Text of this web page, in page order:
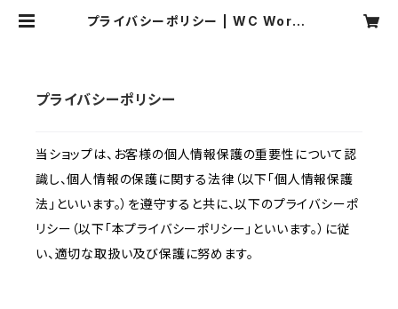
プライバシーポリシー | WC WorkS
プライバシーポリシー
当ショップは、お客様の個人情報保護の重要性について認
識し、個人情報の保護に関する法律（以下「個人情報保護
法」といいます。）を遵守すると共に、以下のプライバシーポ
リシー（以下「本プライバシーポリシー」といいます。）に従
い、適切な取扱い及び保護に努めます。